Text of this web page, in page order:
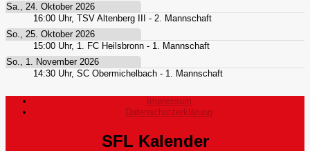
Sa., 24. Oktober 2026
16:00 Uhr, TSV Altenberg III - 2. Mannschaft
So., 25. Oktober 2026
15:00 Uhr, 1. FC Heilsbronn - 1. Mannschaft
So., 1. November 2026
14:30 Uhr, SC Obermichelbach - 1. Mannschaft
Impressum
Datenschutzerklärung
SFL Kalender